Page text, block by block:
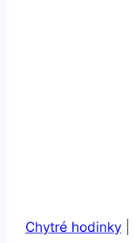
Chytré hodinky